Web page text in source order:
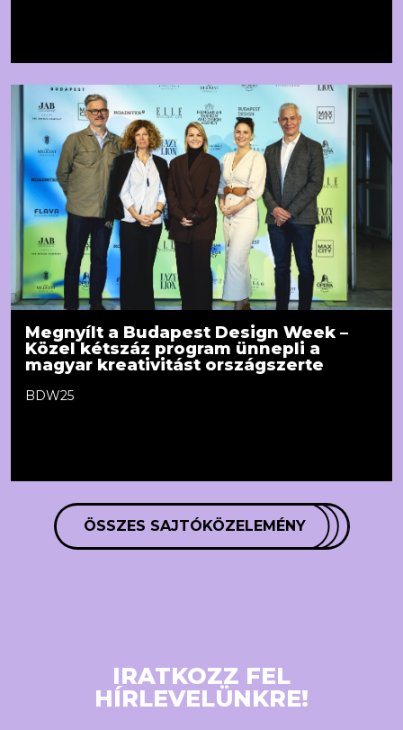
Megnyílt a Budapest Design Week –
Közel kétszáz program ünnepli a
magyar kreativitást országszerte
BDW25
ÖSSZES SAJTÓKÖZELEMÉNY
IRATKOZZ FEL
HÍRLEVELÜNKRE!